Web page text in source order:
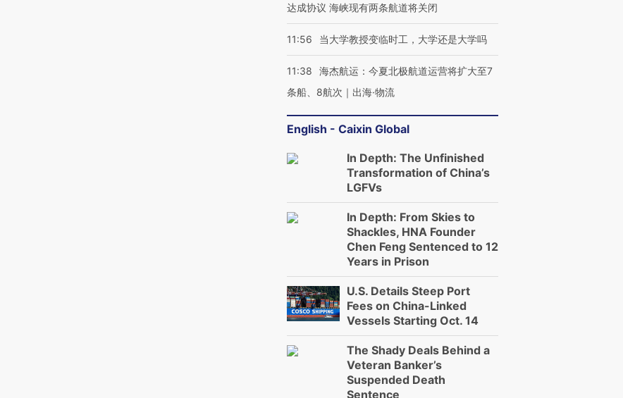
达成协议 海峡现有两条航道将关闭
11:56 当大学教授变临时工，大学还是大学吗
11:38
海杰航运：今夏北极航道运营将扩大至7
条船、8航次｜出海·物流
English - Caixin Global
In Depth: The Unfinished
Transformation of China’s
LGFVs
In Depth: From Skies to
Shackles, HNA Founder
Chen Feng Sentenced to 12
Years in Prison
U.S. Details Steep Port
Fees on China-Linked
Vessels Starting Oct. 14
The Shady Deals Behind a
Veteran Banker’s
Suspended Death
Sentence